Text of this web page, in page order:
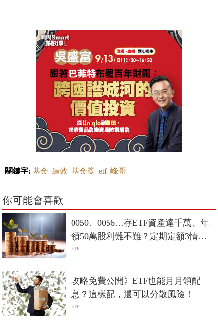
關鍵字: 基金 績效 基金獎 etf 峰哥
你可能會喜歡
0050、0056…存ETF資產達千萬、年
領50萬股利難不難？定期定額3情境
試算
ETF
攻略免費公開》ETF也能月月領配
息？這樣配，還可以分散風險！
ETF